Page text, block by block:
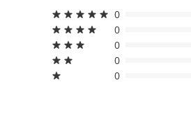
0
0
0
0
0